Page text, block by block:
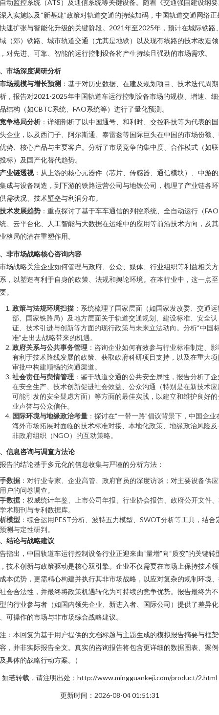
动监控系统（ATS）及通信系统等关键设备。随着《交通强国建设纲
入实施以及“新基建”政策对轨道交通的持续加码，中国轨道交通网络正
速扩张与智能化升级的关键阶段。2021年至2025年，预计在城际铁路
（郊）铁路、城市轨道交通（尤其是地铁）以及现有线路的技术改造领
对先进、可靠、智能的运行控制设备将产生持续且强劲的市场需求。
市场深度调研分析
市场规模与增长预测 ：基于对历史数据、在建及规划项目、技术迭代周
，报告对2021-2025年中国轨道车运行控制设备市场的规模、增速、
结构（如CBTC系统、FAO系统等）进行了量化预测。
竞争格局分析 ：详细剖析了以中国通号、和利时、交控科技等为代表的
企业，以及西门子、阿尔斯通、泰雷兹等国际巨头在中国的市场份额
势、核心产品与主要客户。分析了市场竞争的集中度、合作模式（如
标）及国产化替代趋势。
产业链透视：从上游的核心元器件（芯片、传感器、通信模块）、中游
成与设备制造，到下游的铁路运营公司与地铁公司，梳理了产业链各
需状况、技术壁垒与利润分布。
技术发展趋势 ：重点探讨了基于车车通信的列控系统、全自动运行（
、云平台化、人工智能与大数据在运维中的应用等前沿技术方向，及
格局的潜在重塑作用。
非市场战略核心咨询内容
场战略关注企业如何管理与政府、公众、媒体、行业组织等利益相关
，以塑造有利于自身的政策、法规和舆论环境。在本行业中，这一点
。
政策与法规环境扫描 ：系统梳理了国家层面（如国家发改委、交通
部、国家铁路局）及地方层面关于轨道交通规划、建设标准、安全认
证、技术引进与创新等方面的现行政策与未来立法动向。分析“中国
准”走出去战略带来的机遇。
政府关系与公共事务管理 ：咨询企业如何有效参与行业标准制定、
有利于技术路线发展的政策、获取政府科研项目支持，以及在重大项
审批中构建顺畅的沟通渠道。
社会责任与舆情管理 ：鉴于轨道交通的公共安全属性，报告分析了
在安全生产、技术创新促进社会效益、公众沟通（特别是在新技术应
可能引发的安全疑虑方面）等方面的最佳实践，以建立和维护良好的
业声誉与公众信任。
国际环境与地缘政治考量 ：探讨在“一带一路”倡议背景下，中国企业
海外市场拓展时面临的技术标准对接、本地化政策、地缘政治风险及
非政府组织（NGO）的互动策略。
信息咨询与调查方法论
告的结论基于多元化的信息收集与严谨的分析方法：
数据 ：对行业专家、企业高管、政府官员的深度访谈；对主要设备供
户的问卷调查。
数据 ：权威统计年鉴、上市公司年报、行业协会报告、政府公开文件
术期刊与专利数据库。
模型 ：综合运用PEST分析、波特五力模型、SWOT分析等工具，结合
测与定性研判。
结论与战略建议
指出，中国轨道车运行控制设备行业正迎来由“量增”向“质变”的关键转
技术创新与政策驱动是核心双引擎。企业不仅需要在市场上保持技术
本优势，更需精心构建并执行其非市场战略，以应对复杂的规制环境
会合法性，并最终将政策机遇转化为可持续的竞争优势。报告最终为
的行业参与者（如国内领先企业、新进入者、国际公司）提供了差异化
可操作的市场与非市场综合战略建议。
：本回复为基于用户提供的文档标题与主题生成的模拟报告摘要与框
，并非实际报告全文。真实的咨询报告将包含更详细的数据图表、案
具体的战略行动方案。）
如若转载，请注明出处：http://www.mingguankeji.com/product/2.html
更新时间：2026-08-04 01:51:31